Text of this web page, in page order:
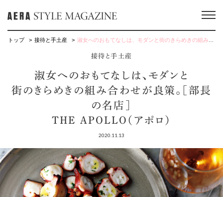
トップ 接待と手土産 淑女へのおもてなしは、モダンと街のきらめきの組み合わせが良策。［部長の名店］THE APOLLO（アポロ）
接待と手土産
淑女へのおもてなしは、モダンと
街のきらめきの組み合わせが良策。［部長
の名店］
THE APOLLO（アポロ）
2020.11.13